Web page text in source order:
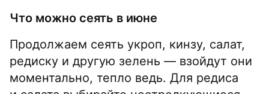
Что можно сеять в июне
Продолжаем сеять укроп, кинзу, салат,
редиску и другую зелень — взойдут они
моментально, тепло ведь. Для редиса